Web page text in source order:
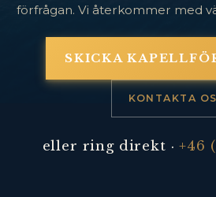
förfrågan. Vi återkommer med
SKICKA
KONTAKTA
eller ring direkt ·+46